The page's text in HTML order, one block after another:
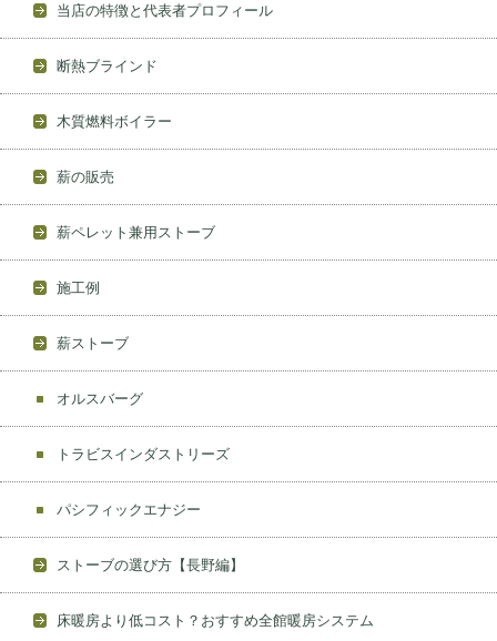
当店の特徴と代表者プロフィール
断熱ブラインド
木質燃料ボイラー
薪の販売
薪ペレット兼用ストーブ
施工例
薪ストーブ
オルスバーグ
トラビスインダストリーズ
パシフィックエナジー
ストーブの選び方【長野編】
床暖房より低コスト？おすすめ全館暖房システム